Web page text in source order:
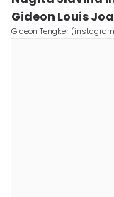
Gideon Louis
Gideon Tengker